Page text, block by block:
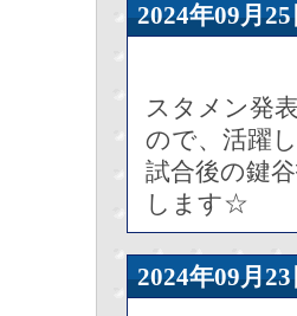
2024年09
スタメン発
ので、活躍
試合後の鍵
します☆
2024年09